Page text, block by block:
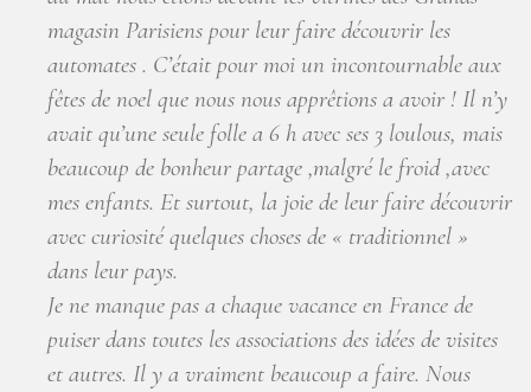
magasin Parisiens pour leur faire découvrir les
automates . C’était pour moi un incontournable aux
fêtes de noel que nous nous apprêtions a avoir ! Il n’y
avait qu’une seule folle a 6 h avec ses 3 loulous, mais
beaucoup de bonheur partage ,malgré le froid ,avec
mes enfants. Et surtout, la joie de leur faire découvrir
avec curiosité quelques choses de « traditionnel »
dans leur pays.
Je ne manque pas a chaque vacance en France de
puiser dans toutes les associations des idées de visites
et autres. Il y a vraiment beaucoup a faire. Nous